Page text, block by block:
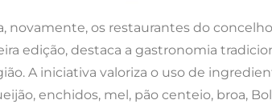
novamente, os restaurantes do
edição, destaca a gastronomia
A iniciativa valoriza o uso de
enchidos, mel, pão centeio, broa,